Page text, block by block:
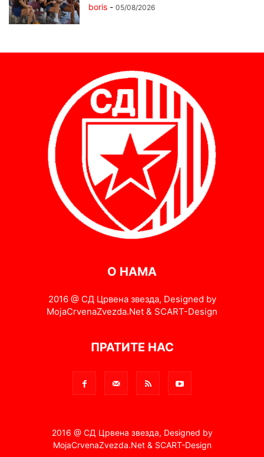
boris - 05/08/2026
О НАМА
2016 @ СД Црвена звезда, Designed by
MojaCrvenaZvezda.Net & SCART-Design
ПРАТИТЕ НАС
2016 @ СД Црвена звезда, Designed by
MojaCrvenaZvezda.Net & SCART-Design